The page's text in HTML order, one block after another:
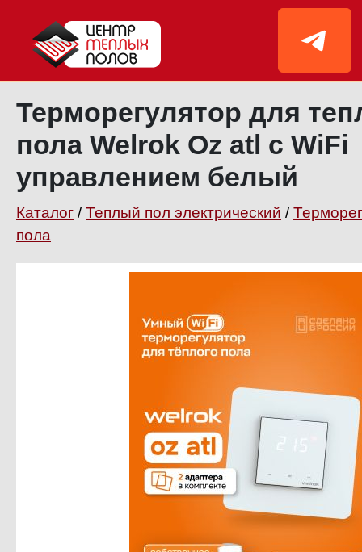
Терморегулятор для
пола Welrok Oz atl с WiFi
управлением белый
Каталог /Теплый пол электрический /
пола